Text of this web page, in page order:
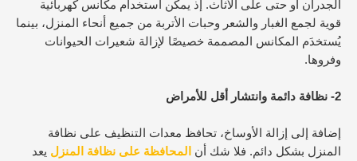
الجدران أو حتى على الأثاث. إذ يمكن استخدام مكانس كهربائية
قوية لجمع الغبار والشعر وحبات الأتربة من جميع أنحاء المنزل، بينما
يُستخدَم المكانس المصممة خصيصًا لإزالة شعيرات الحيوانات
وفروها.
2- نظافة دائمة وانتشار أقل للأمراض
إضافة إلى إزالة الأوساخ، تحافظ معدات التنظيف على نظافة
المنزل بشكل دائم. فلا شك أن
المحافظة على نظافة المنزل يعد